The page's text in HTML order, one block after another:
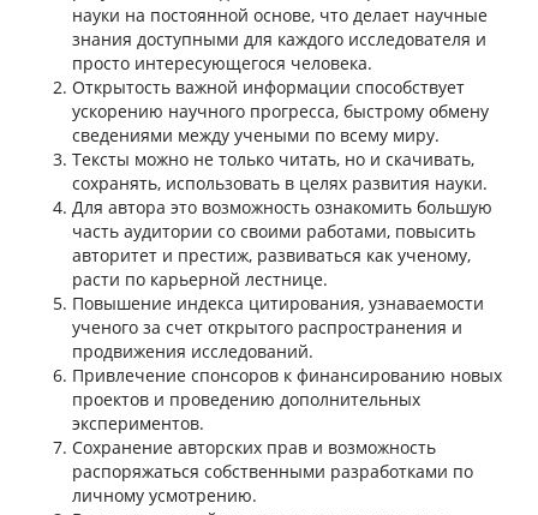
науки на постоянной основе, что делает научные
знания доступными для каждого исследователя и
просто интересующегося человека.
Открытость важной информации способствует
ускорению научного прогресса, быстрому обмену
сведениями между учеными по всему миру.
Тексты можно не только читать, но и скачивать,
сохранять, использовать в целях развития науки.
Для автора это возможность ознакомить большую
часть аудитории со своими работами, повысить
авторитет и престиж, развиваться как ученому,
расти по карьерной лестнице.
Повышение индекса цитирования, узнаваемости
ученого за счет открытого распространения и
продвижения исследований.
Привлечение спонсоров к финансированию новых
проектов и проведению дополнительных
экспериментов.
Сохранение авторских прав и возможность
распоряжаться собственными разработками по
личному усмотрению.